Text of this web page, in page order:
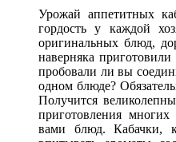
Урожай аппетитных
гордость у каждой
оригинальных блюд,
наверняка
пробовали ли вы
одном блюде?
Получится
приготовления
вами блюд. Кабачки,